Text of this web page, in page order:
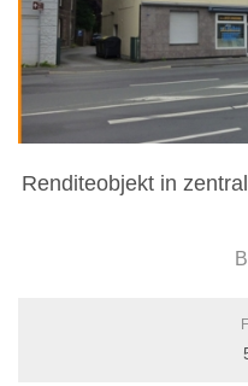
Renditeobjekt in